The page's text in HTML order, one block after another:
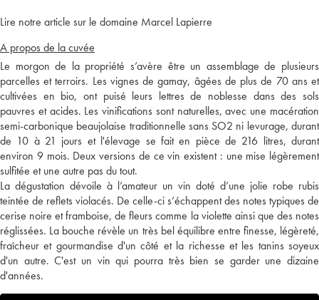
Lire notre article sur le domaine Marcel Lapierre
A propos de la cuvée
Le morgon de la propriété s’avère être un assemblage de plusieurs
parcelles et terroirs. Les vignes de gamay, âgées de plus de 70 ans et
cultivées en bio, ont puisé leurs lettres de noblesse dans des sols
pauvres et acides. Les vinifications sont naturelles, avec une macération
semi-carbonique beaujolaise traditionnelle sans SO2 ni levurage, durant
de 10 à 21 jours et l'élevage se fait en pièce de 216 litres, durant
environ 9 mois. Deux versions de ce vin existent : une mise légèrement
sulfitée et une autre pas du tout.
La dégustation dévoile à l’amateur un vin doté d’une jolie robe rubis
teintée de reflets violacés. De celle-ci s’échappent des notes typiques de
cerise noire et framboise, de fleurs comme la violette ainsi que des notes
réglissées. La bouche révèle un très bel équilibre entre finesse, légèreté,
fraîcheur et gourmandise d'un côté et la richesse et les tanins soyeux
d'un autre. C'est un vin qui pourra très bien se garder une dizaine
d'années.